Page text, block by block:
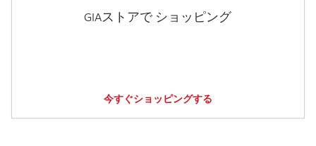
GIAストアで ショッピング
今すぐショッピングする